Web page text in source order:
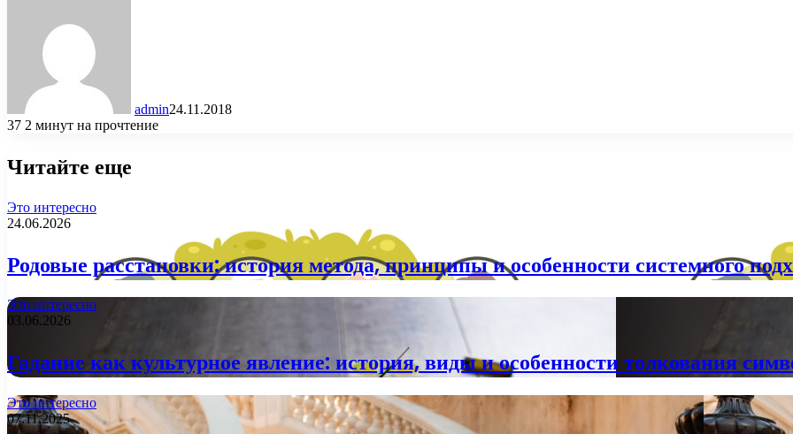
admin24.11.2018
37 2 минут на прочтение
Читайте еще
Это интересно
24.06.2026
Родовые расстановки: история метода, принципы и особенности системного
Это интересно
03.06.2026
Гадание как культурное явление: история, виды и особенности толкования
Это интересно
07.11.2025